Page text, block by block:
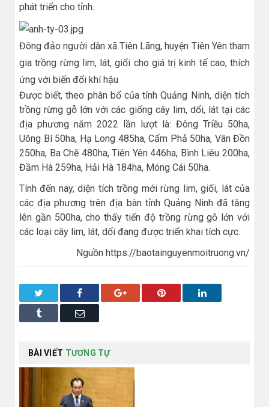
phát triển cho tỉnh.
Đông đảo người dân xã Tiên Lãng, huyện Tiên Yên tham
gia trồng rừng lim, lát, giổi cho giá trị kinh tế cao, thích
ứng với biến đổi khí hậu
Được biết, theo phân bổ của tỉnh Quảng Ninh, diện tích
trồng rừng gỗ lớn với các giống cây lim, dổi, lát tại các
địa phương năm 2022 lần lượt là: Đông Triều 50ha,
Uông Bí 50ha, Hạ Long 485ha, Cẩm Phả 50ha, Vân Đồn
250ha, Ba Chẽ 480ha, Tiên Yên 446ha, Bình Liêu 200ha,
Đầm Hà 259ha, Hải Hà 184ha, Móng Cái 50ha.
Tính đến nay, diện tích trồng mới rừng lim, giổi, lát của
các địa phương trên địa bàn tỉnh Quảng Ninh đã tăng
lên gần 500ha, cho thấy tiến độ trồng rừng gỗ lớn với
các loại cây lim, lát, dổi đang được triển khai tích cực.
Nguồn https://baotainguyenmoitruong.vn/
Facebook Google+ Pinterest LinkedIn
Tumblr Email
BÀI VIẾT TƯƠNG TỰ